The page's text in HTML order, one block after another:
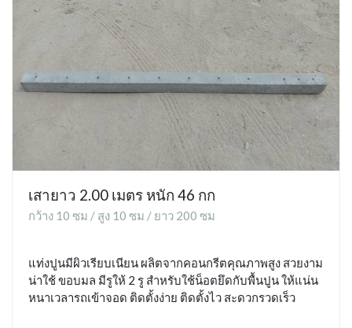
เสายาว 2.00 เมตร หนัก 46 กก
กว้าง 10 ซม / สูง 10 ซม / ยาว 200 ซม
แท่งปูนมีผิวเรียบเนียน ผลิตจากคอนกรีตคุณภาพสูง สวยงาม
น่าใช้ ขอบมล มีรูให้ 2 รู สำหรับใช้น็อตยึดกับพื้นปูน ให้แน่น
หนาเวลารถเข้าจอด ติดตั้งง่าย ติดตั้งไว สะดวกรวดเร็ว